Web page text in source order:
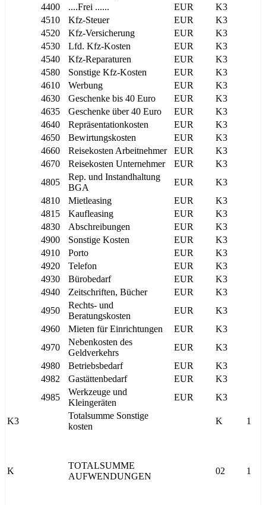
4400
....Frei ...... EUR
K3
4510
Kfz-Steuer EUR
K3
4520
Kfz-Versicherung EUR
K3
4530
Lfd. Kfz-Kosten EUR
K3
4540
Kfz-Reparaturen EUR
K3
4580
Sonstige Kfz-Kosten EUR
K3
4610
Werbung EUR
K3
4630
Geschenke bis 40 Euro EUR
K3
4635
Geschenke über 40 Euro EUR
K3
4640
Repräsentationkosten EUR
K3
4650
Bewirtungskosten EUR
K3
4660
Reisekosten Arbeitnehmer EUR
K3
4670
Reisekosten Unternehmer EUR
K3
4805
Rep. und Instandhaltung
BGA
EUR
K3
4810
Mietleasing EUR
K3
4815
Kaufleasing EUR
K3
4830
Abschreibungen EUR
K3
4900
Sonstige Kosten EUR
K3
4910
Porto EUR
K3
4920
Telefon EUR
K3
4930
Bürobedarf EUR
K3
4940
Zeitschriften, Bücher EUR
K3
4950
Rechts- und
Beratungskosten
EUR
K3
4960
Mieten für Einrichtungen EUR
K3
4970
Nebenkosten des
Geldverkehrs
EUR
K3
4980
Betriebsbedarf EUR
K3
4982
Gastättenbedarf EUR
K3
4985
Werkzeuge und
Kleingeräten
EUR K3
K3
Totalsumme Sonstige
kosten
K 1
K
TOTALSUMME
AUFWENDUNGEN
02 1